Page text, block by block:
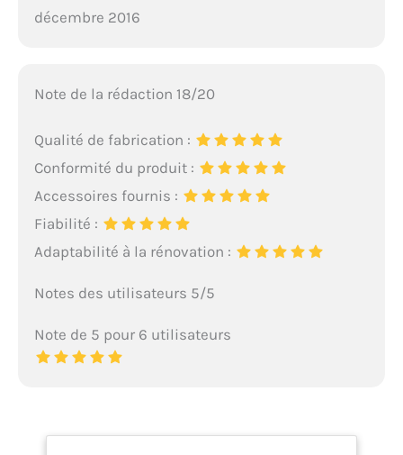
décembre 2016
Note de la rédaction 18/20
Qualité de fabrication :
Conformité du produit :
Accessoires fournis :
Fiabilité :
Adaptabilité à la rénovation :
Notes des utilisateurs 5/5
Note de 5 pour 6 utilisateurs